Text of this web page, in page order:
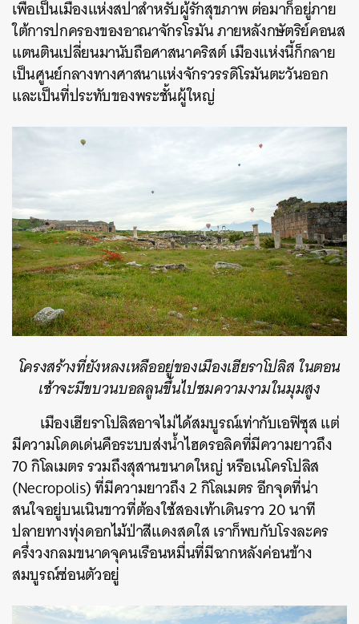
เพื่อเป็นเมืองแห่งสปาสำหรับผู้รักสุขภาพ ต่อมาก็อยู่ภาย
ใต้การปกครองของอาณาจักรโรมัน ภายหลังกษัตริย์คอนส
แตนตินเปลี่ยนมานับถือศาสนาคริสต์ เมืองแห่งนี้ก็กลาย
เป็นศูนย์กลางทางศาสนาแห่งจักรวรรดิโรมันตะวันออก
และเป็นที่ประทับของพระชั้นผู้ใหญ่
โครงสร้างที่ยังหลงเหลืออยู่ของเมืองเฮียราโปลิส ในตอน
เช้าจะมีขบวนบอลลูนขึ้นไปชมความงามในมุมสูง
เมืองเฮียราโปลิสอาจไม่ได้สมบูรณ์เท่ากับเอฟิซุส แต่
มีความโดดเด่นคือระบบส่งน้ำไฮดรอลิคที่มีความยาวถึง
70 กิโลเมตร รวมถึงสุสานขนาดใหญ่ หรือเนโครโปลิส
(Necropolis) ที่มีความยาวถึง 2 กิโลเมตร อีกจุดที่น่า
สนใจอยู่บนเนินขาวที่ต้องใช้สองเท้าเดินราว 20 นาที
ปลายทางทุ่งดอกไม้ป่าสีแดงสดใส เราก็พบกับโรงละคร
ครึ่งวงกลมขนาดจุคนเรือนหมื่นที่มีฉากหลังค่อนข้าง
สมบูรณ์ซ่อนตัวอยู่